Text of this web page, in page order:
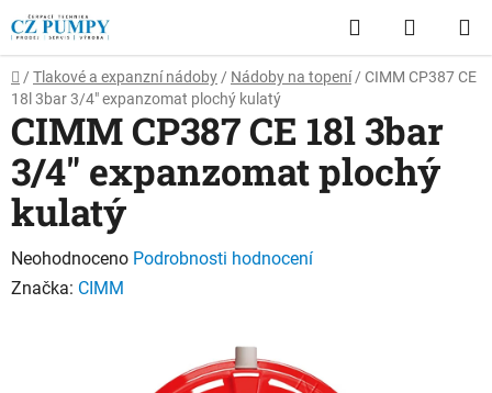
Přejít
na
obsah
Hledat
KOŠÍK
Domů
/ Tlakové a expanzní nádoby / Nádoby na topení / CIMM CP387 CE
18l 3bar 3/4" expanzomat plochý kulatý
CIMM CP387 CE 18l 3bar
3/4" expanzomat plochý
kulatý
Průměrné
hodnocení
Neohodnoceno Podrobnosti hodnocení
Značka: CIMM